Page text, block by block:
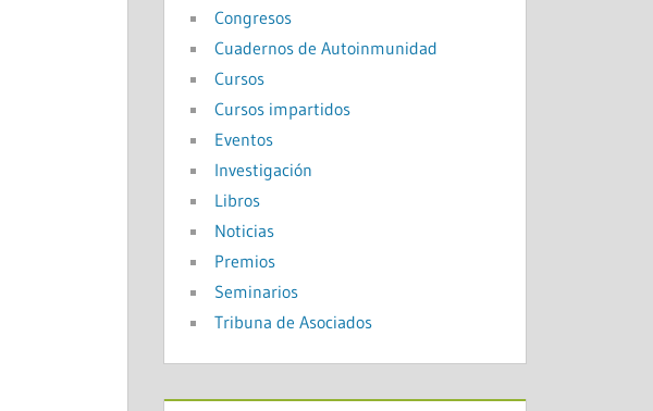
Congresos
Cuadernos de Autoinmunidad
Cursos
Cursos impartidos
Eventos
Investigación
Libros
Noticias
Premios
Seminarios
Tribuna de Asociados